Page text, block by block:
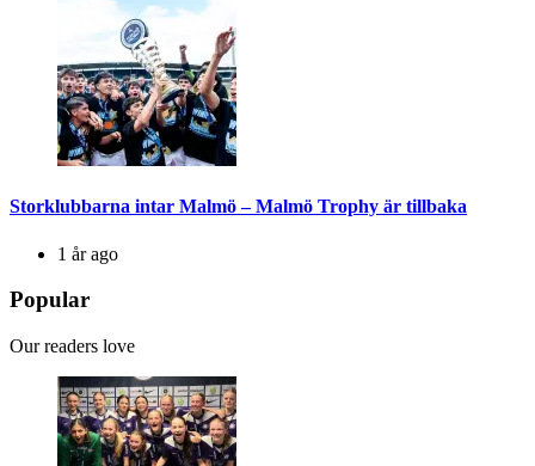
Storklubbarna intar Malmö – Malmö Trophy är tillbaka
1 år ago
Popular
Our readers love